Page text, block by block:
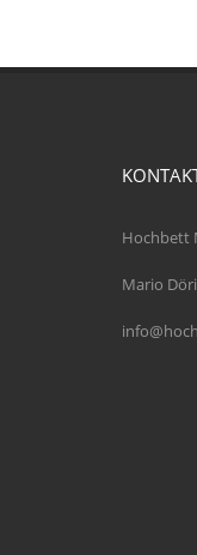
Hochbett
Mario